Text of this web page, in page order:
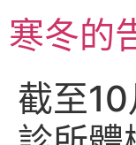
至
主寒冬的
截至